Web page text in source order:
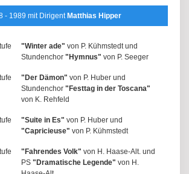
- 1989 mit Dirigent Matthias Hipper
"Winter ade" von P. Kühmstedt und
Stundenchor "Hymnus" von P. Seeger
"Der Dämon" von P. Huber und
Stundenchor "Festtag in der Toscana"
von K. Rehfeld
"Suite in Es" von P. Huber und
"Capricieuse" von P. Kühmstedt
"Fahrendes Volk" von H. Haase-Alt. und
PS "Dramatische Legende" von H.